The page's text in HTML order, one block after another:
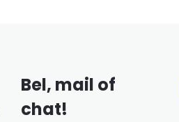
Bel, mail of
chat!